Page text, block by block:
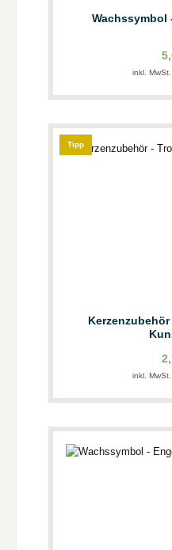
Wachssymbol
inkl.
Tipp
inkl.